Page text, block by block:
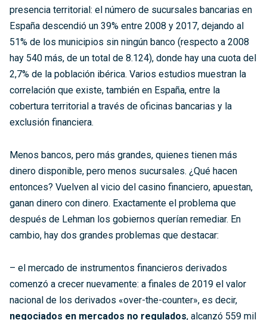
presencia territorial: el número de sucursales bancarias en
España descendió un 39% entre 2008 y 2017, dejando al
51% de los municipios sin ningún banco (respecto a 2008
hay 540 más, de un total de 8.124), donde hay una cuota del
2,7% de la población ibérica. Varios estudios muestran la
correlación que existe, también en España, entre la
cobertura territorial a través de oficinas bancarias y la
exclusión financiera.
Menos bancos, pero más grandes, quienes tienen más
dinero disponible, pero menos sucursales. ¿Qué hacen
entonces? Vuelven al vicio del casino financiero, apuestan,
ganan dinero con dinero. Exactamente el problema que
después de Lehman los gobiernos querían remediar. En
cambio, hay dos grandes problemas que destacar:
– el mercado de instrumentos financieros derivados
comenzó a crecer nuevamente: a finales de 2019 el valor
nacional de los derivados «over-the-counter», es decir,
negociados en mercados no regulados, alcanzó 559 mil